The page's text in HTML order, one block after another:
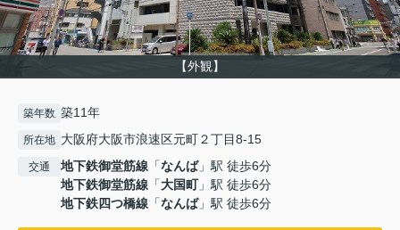
【外観】
築年数 築11年
所在地 大阪府大阪市浪速区元町２丁目8-15
交通 地下鉄御堂筋線 「なんば」駅 徒歩6分
地下鉄御堂筋線 「大国町」駅 徒歩6分
地下鉄四つ橋線 「なんば」駅 徒歩6分